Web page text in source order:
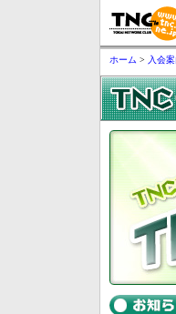
ホーム > 入会